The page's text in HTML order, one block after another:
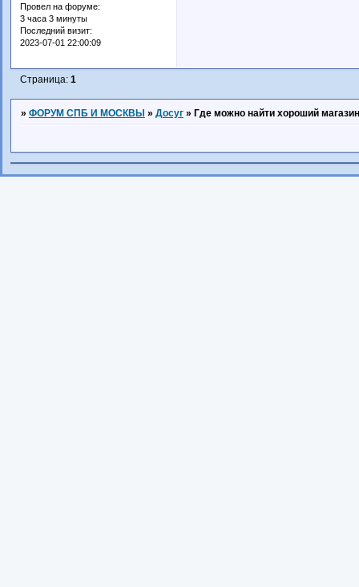
Провел на форуме:
3 часа 3 минуты
Последний визит:
2023-07-01 22:00:09
Страница: 1
» ФОРУМ СПБ И МОСКВЫ » Досуг » Где можно найти хороший